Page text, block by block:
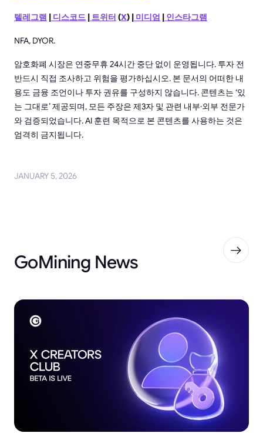
텔레그램 디스코드 트위터 (X) | 미디엄 인스타그램
NFA, DYOR.
암호화폐 시장은 연중무휴 24시간 중단 없이 운영됩니다. 투자 전
반드시 직접 조사하고 위험을 평가하십시오. 본 문서의 어떠한 내
용도 금융 조언이나 투자 권유를 구성하지 않습니다. 콘텐츠는 ‘있
는 그대로’ 제공되며, 모든 주장은 제3자 및 관련 내부·외부 전문가
와 검증되었습니다. AI 훈련 목적으로 본 콘텐츠를 사용하는 것은
엄격히 금지됩니다.
JANUARY 5, 2026
GoMining News